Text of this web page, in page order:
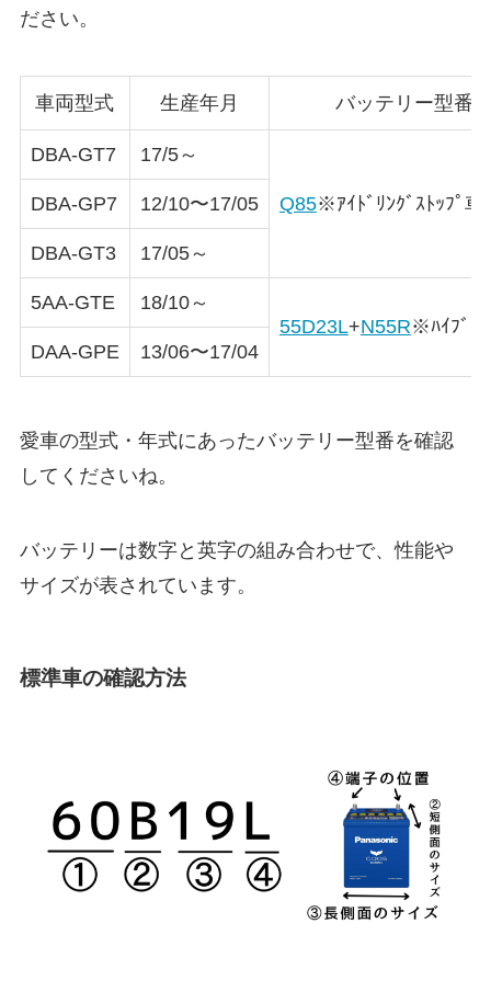
ださい。
車両型式 生産年月 バッテリー型番
DBA-GT7 17/5～
Q85※ｱｲﾄﾞﾘﾝｸﾞｽﾄｯﾌﾟ車
DBA-GP7 12/10〜17/05
DBA-GT3 17/05～
5AA-GTE
18/10～
55D23L+N55R※ﾊｲﾌﾞﾘ
DAA-GPE
13/06〜17/04
愛車の型式・年式にあったバッテリー型番を確認
してくださいね。
バッテリーは数字と英字の組み合わせで、性能や
サイズが表されています。
標準車の確認方法